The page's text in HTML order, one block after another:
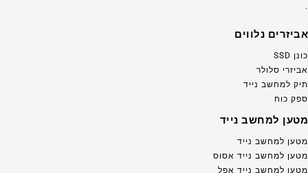
.
אביזרים נלווים
כונן SSD
אביזרי סלולר
תיק למחשב נייד
ספק כוח
מטען למחשב נייד
מטען למחשב נייד
מטען למחשב נייד אסוס
מטען למחשב נייד אפל